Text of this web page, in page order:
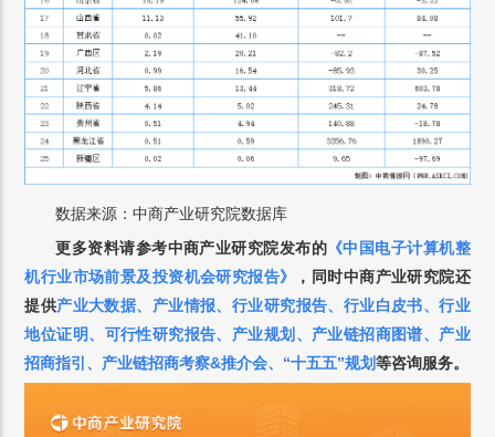
数据来源：中商产业研究院数据库
更多资料请参考中商产业研究院发布的 《中国电子计算机整
机行业市场前景及投资机会研究报告》 ， 同时中商产业研究院还
提供产业大数据、 产业情报、 行业研究报告、 行业白皮书、行业
地位证明、 可行性研究报告、 产业规划 、 产业链招商图谱、 产业
招商指引 、 产业链招商考察&推介会、 “十五五”规划等咨询服务。